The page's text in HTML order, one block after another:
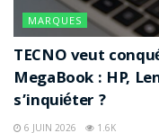
MARQUES
TECNO veut
MegaBook : HP,
s’inquiéter ?
6 JUIN 2026 1.6K